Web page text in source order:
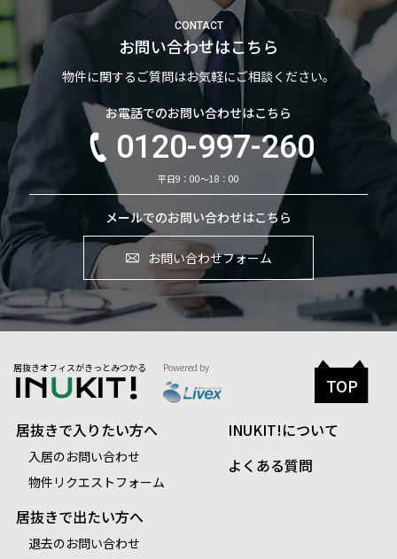
CONTACT
お問い合わせはこちら
物件に関するご質問はお気軽にご相談ください。
お電話でのお問い合わせはこちら
0120-997-260
平日9：00～18：00
メールでのお問い合わせはこちら
お問い合わせフォーム
居抜きオフィスがきっとみつかる Powered by
居抜きで入りたい方へ
入居のお問い合わせ
物件リクエストフォーム
居抜きで出たい方へ
退去のお問い合わせ
INUKIT!について
よくある質問
TOP